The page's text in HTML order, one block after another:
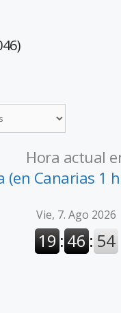
Hora actual
(en Canarias 1